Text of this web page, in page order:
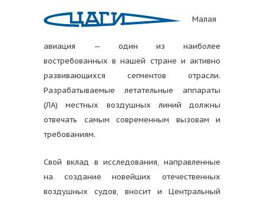
Малая
авиация — один из наиболее
востребованных в нашей стране и активно
развивающихся сегментов отрасли.
Разрабатываемые летательные аппараты
(ЛА) местных воздушных линий должны
отвечать самым современным вызовам и
требованиям.
Свой вклад в исследования, направленные
на создание новейших отечественных
воздушных судов, вносит и Центральный